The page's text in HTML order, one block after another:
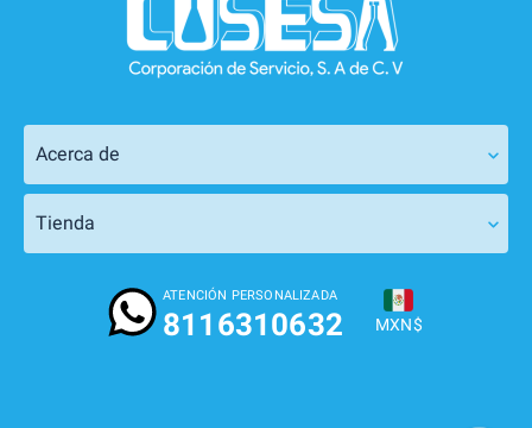
Acerca de
Tienda
ATENCIÓN PERSONALIZADA
8116310632 MXN$